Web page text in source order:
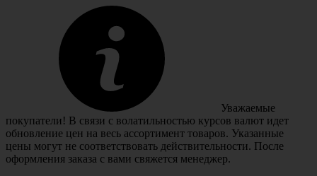
Уважаемые
покупатели! В связи с волатильностью курсов валют идет
обновление цен на весь ассортимент товаров. Указанные
цены могут не соответствовать действительности. После
оформления заказа с вами свяжется менеджер.